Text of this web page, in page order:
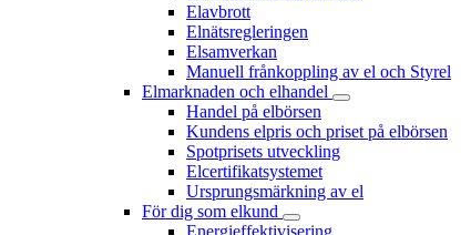
Elavbrott
Elnätsregleringen
Elsamverkan
Manuell frånkoppling av el och Styrel
Elmarknaden och elhandel
Handel på elbörsen
Kundens elpris och priset på elbörsen
Spotprisets utveckling
Elcertifikatsystemet
Ursprungsmärkning av el
För dig som elkund
Energieffektivisering